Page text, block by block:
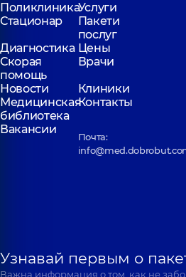
ПоликлиникаУслуги
Стационар
Пакети
послуг
Диагностика Цены
Скорая
помощь
Врачи
Новости
Клиники
Медицинская
библиотека
Контакты
Вакансии
Почта:
Узнавай первым о
Важна информация о том, как не